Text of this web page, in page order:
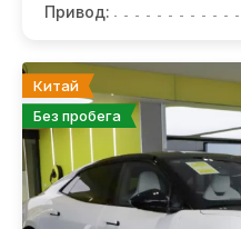
Привод:
Китай
Без пробега